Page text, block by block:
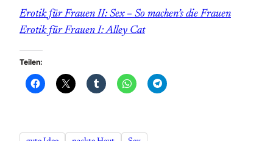
Erotik für Frauen II: Sex – So machen’s die Frauen
Erotik für Frauen I: Alley Cat
Teilen: